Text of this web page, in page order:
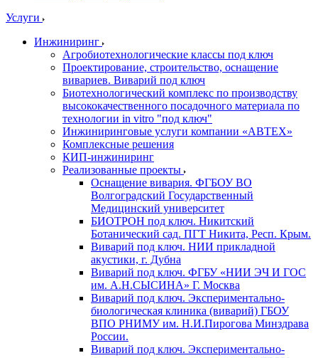
Услуги
Инжиниринг
Агробиотехнологические классы под ключ
Проектирование, строительство, оснащение
вивариев. Виварий под ключ
Биотехнологический комплекс по производству
высококачественного посадочного материала по
технологии in vitro "под ключ"
Инжиниринговые услуги компании «АВТЕХ»
Комплексные решения
КИП-инжиниринг
Реализованные проекты
Оснащение вивария. ФГБОУ ВО
Волгоградский Государственный
Медицинский университет
БИОТРОН под ключ. Никитский
Ботанический сад. ПГТ Никита, Респ. Крым.
Виварий под ключ. НИИ прикладной
акустики, г. Дубна
Виварий под ключ. ФГБУ «НИИ ЭЧ И ГОС
им. А.Н.СЫСИНА» Г. Москва
Виварий под ключ. Экспериментально-
биологическая клиника (виварий) ГБОУ
ВПО РНИМУ им. Н.И.Пирогова Минздрава
России.
Виварий под ключ. Экспериментально-